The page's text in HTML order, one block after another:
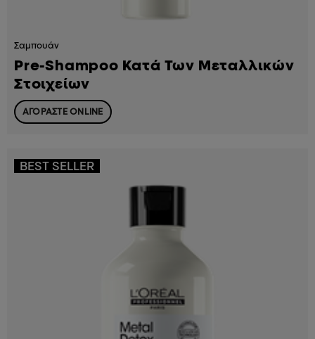
Σαμπουάν
Pre-Shampoo Κατά Των Μεταλλικών
Στοιχείων
ΑΓΟΡΑΣΤΕ ONLINE
BEST SELLER